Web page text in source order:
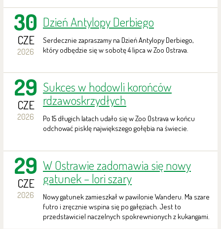
30
CZE
2026
Dzień Antylopy Derbiego
Serdecznie zapraszamy na Dzień Antylopy Derbiego,
który odbędzie się w sobotę 4 lipca w Zoo Ostrava.
29
CZE
2026
Sukces w hodowli korońców
rdzawoskrzydłych
Po 15 długich latach udało się w Zoo Ostrava w końcu
odchować pisklę największego gołębia na świecie.
29
CZE
2026
W Ostrawie zadomawia się nowy
gatunek – lori szary
Nowy gatunek zamieszkał w pawilonie Wanderu. Ma szare
futro i zręcznie wspina się po gałęziach. Jest to
przedstawiciel naczelnych spokrewnionych z kukangami.